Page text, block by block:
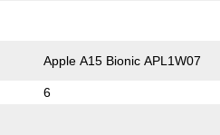
Apple A15 Bionic APL1W07
6